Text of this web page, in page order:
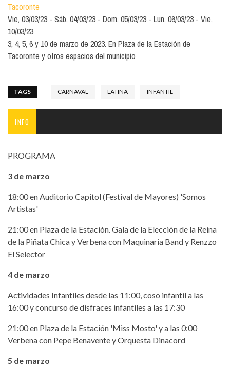
Tacoronte
Vie, 03/03/23
Sáb, 04/03/23 Dom, 05/03/23 Lun, 06/03/23
Vie,
10/03/23
3, 4, 5, 6 y 10 de marzo de 2023. En Plaza de la Estación de
Tacoronte y otros espacios del municipio
TAGS CARNAVAL LATINA INFANTIL
INFO
PROGRAMA
3 de marzo
18:00 en Auditorio Capitol (Festival de Mayores) 'Somos
Artistas'
21:00 en Plaza de la Estación. Gala de la Elección de la Reina
de la Piñata Chica y Verbena con Maquinaria Band y Renzzo
El Selector
4 de marzo
Actividades Infantiles desde las 11:00, coso infantil a las
16:00 y concurso de disfraces infantiles a las 17:30
21:00 en Plaza de la Estación 'Miss Mosto' y a las 0:00
Verbena con Pepe Benavente y Orquesta Dinacord
5 de marzo